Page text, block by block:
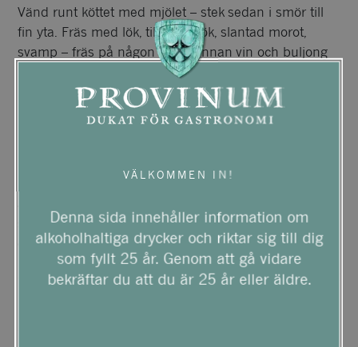
Vänd runt köttet med mjölet – stek sedan i smör till
fin yta. Fräs med lök, tillsätt vitlök, slantad morot,
svamp – fräs på någon minut innan vin och buljong
samt kryddor tillsätts. Låt puttra under lock tills köttet
lätt faller isär. Tillsätt grädde och lingon och låt koka
ihop ett par minuter på låg värme. Smaka av grytan
smöret (brynt) och vispa ner i potatisen till en fluffig
och len puré.
Servera gärna med lite extra stekt svamp, lingon samt
VÄLKOMMEN IN!
Denna sida innehåller information om
alkoholhaltiga drycker och riktar sig till dig
som fyllt 25 år. Genom att gå vidare
bekräftar du att du är 25 år eller äldre.